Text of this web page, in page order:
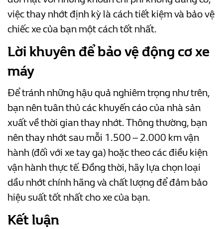
việc thay nhớt định kỳ là cách tiết kiệm và bảo vệ
chiếc xe của bạn một cách tốt nhất.
Lời khuyên để bảo vệ động cơ xe
máy
Để tránh những hậu quả nghiêm trọng như trên,
bạn nên tuân thủ các khuyến cáo của nhà sản
xuất về thời gian thay nhớt. Thông thường, bạn
nên thay nhớt sau mỗi 1.500 – 2.000 km vận
hành (đối với xe tay ga) hoặc theo các điều kiện
vận hành thực tế. Đồng thời, hãy lựa chọn loại
dầu nhớt chính hãng và chất lượng để đảm bảo
hiệu suất tốt nhất cho xe của bạn.
Kết luận